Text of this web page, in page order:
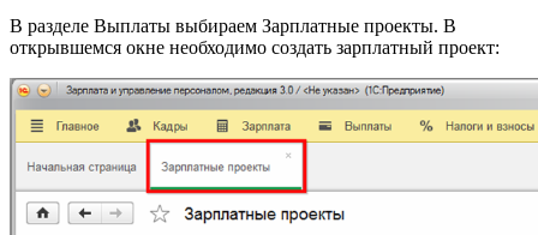
В разделе Выплаты выбираем Зарплатные проекты. В
открывшемся окне необходимо создать зарплатный проект: